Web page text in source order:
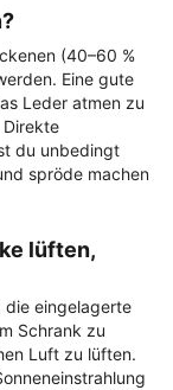
(40–60 %
Eine gute
Leder atmen zu
du unbedingt
spröde machen
lüften,
die eingelagerte
Schrank zu
Luft zu lüften.